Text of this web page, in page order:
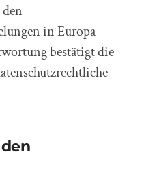
in Europa
bestätigt die